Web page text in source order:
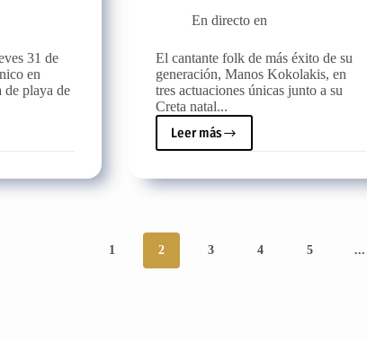
31 de
en
de playa de
En directo en
El cantante folk de más éxito de su
generación, Manos Kokolakis, en
tres actuaciones únicas junto a su
Creta natal...
Leer más
Manos
Kokolakis
tres
con
1 2 3 4 5 ...